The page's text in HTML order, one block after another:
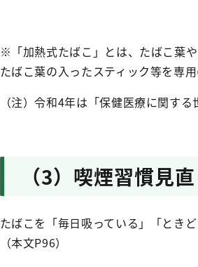
※「加熱式たばこ」とは、たばこ葉
たばこ葉の入ったスティック等を専
（注）令和4年は「保健医療に関す
（3）喫煙習慣見
たばこを「毎日吸っている」「とき
（本文P96）